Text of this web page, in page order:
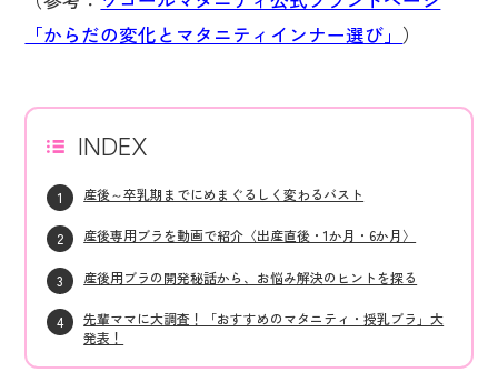
「からだの変化とマタニティインナー選び」 ）
INDEX
産後～卒乳期までにめまぐるしく変わるバスト
産後専用ブラを動画で紹介〈出産直後・1か月・6か月〉
産後用ブラの開発秘話から、お悩み解決のヒントを探る
先輩ママに大調査！「おすすめのマタニティ・授乳ブラ」大
発表！